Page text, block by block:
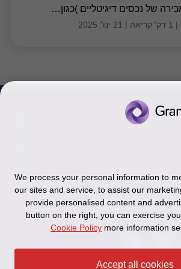
של נכסים דיגיטליים )כגון…
| 1 דק' קריאה | 21 ינו׳ 2025
עבודה
החברתיות
We process your personal information to
our sites and service, to assist our
provide personalised content and
button on the right, you can exercise
more information
Cookie Policy
Accept all cookies